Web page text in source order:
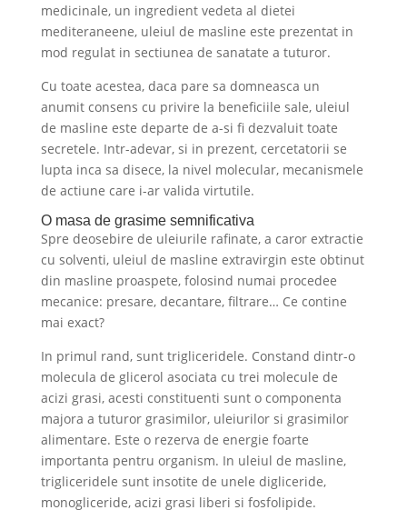
medicinale, un ingredient vedeta al dietei
mediteraneene, uleiul de masline este prezentat in
mod regulat in sectiunea de sanatate a tuturor.
Cu toate acestea, daca pare sa domneasca un
anumit consens cu privire la beneficiile sale, uleiul
de masline este departe de a-si fi dezvaluit toate
secretele. Intr-adevar, si in prezent, cercetatorii se
lupta inca sa disece, la nivel molecular, mecanismele
de actiune care i-ar valida virtutile.
O masa de grasime semnificativa
Spre deosebire de uleiurile rafinate, a caror extractie
cu solventi, uleiul de masline extravirgin este obtinut
din masline proaspete, folosind numai procedee
mecanice: presare, decantare, filtrare… Ce contine
mai exact?
In primul rand, sunt trigliceridele. Constand dintr-o
molecula de glicerol asociata cu trei molecule de
acizi grasi, acesti constituenti sunt o componenta
majora a tuturor grasimilor, uleiurilor si grasimilor
alimentare. Este o rezerva de energie foarte
importanta pentru organism. In uleiul de masline,
trigliceridele sunt insotite de unele digliceride,
monogliceride, acizi grasi liberi si fosfolipide.